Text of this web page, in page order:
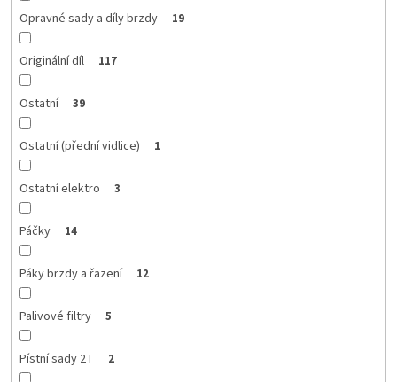
Opravné sady a díly brzdy 19
Originální díl 117
Ostatní 39
Ostatní (přední vidlice) 1
Ostatní elektro 3
Páčky 14
Páky brzdy a řazení 12
Palivové filtry 5
Pístní sady 2T 2